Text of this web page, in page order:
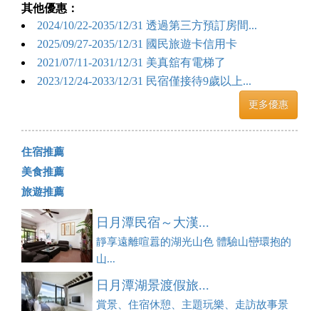
其他優惠：
2024/10/22-2035/12/31 透過第三方預訂房間...
2025/09/27-2035/12/31 國民旅遊卡信用卡
2021/07/11-2031/12/31 美真舘有電梯了
2023/12/24-2033/12/31 民宿僅接待9歲以上...
更多優惠
住宿推薦
美食推薦
旅遊推薦
日月潭民宿～大漢...
靜享遠離喧囂的湖光山色 體驗山巒環抱的
山...
日月潭湖景渡假旅...
賞景、住宿休憩、主題玩樂、走訪故事景